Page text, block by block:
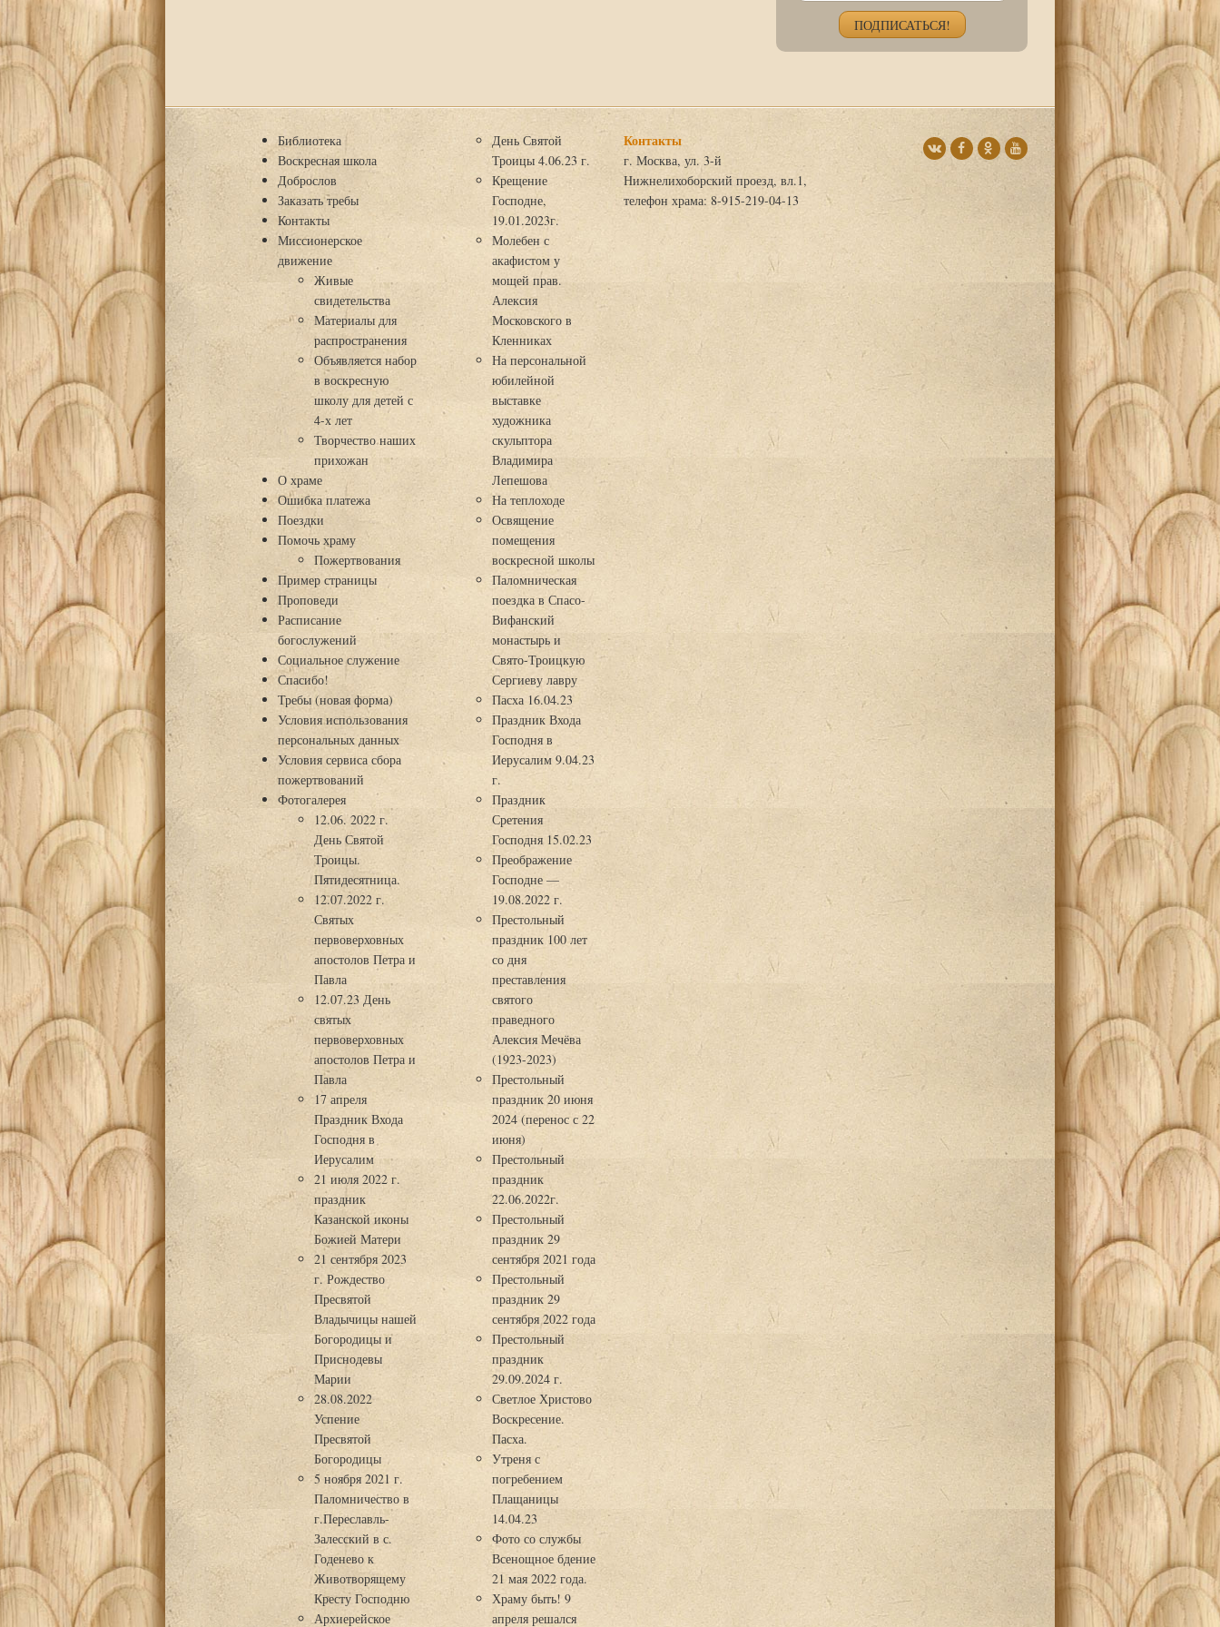
Библиотека
Воскресная школа
Доброслов
Заказать требы
Контакты
Миссионерское
движение
Живые
свидетельства
Материалы для
распространения
Объявляется набор
в воскресную
школу для детей с
4-х лет
Творчество наших
прихожан
О храме
Ошибка платежа
Поездки
Помочь храму
Пожертвования
Пример страницы
Проповеди
Расписание
богослужений
Социальное служение
Спасибо!
Требы (новая форма)
Условия использования
персональных данных
Условия сервиса сбора
пожертвований
Фотогалерея
12.06. 2022 г.
День Святой
Троицы.
Пятидесятница.
12.07.2022 г.
Святых
первоверховных
апостолов Петра и
Павла
12.07.23 День
святых
первоверховных
апостолов Петра и
Павла
17 апреля
Праздник Входа
Господня в
Иерусалим
21 июля 2022 г.
праздник
Казанской иконы
Божией Матери
21 сентября 2023
г. Рождество
Пресвятой
Владычицы нашей
Богородицы и
Приснодевы
Марии
28.08.2022
Успение
Пресвятой
Богородицы
5 ноября 2021 г.
Паломничество в
г.Переславль-
Залесский в с.
Годенево к
Животворящему
Кресту Господню
Архиерейское
День Святой
Троицы 4.06.23 г.
Крещение
Господне,
19.01.2023г.
Молебен с
акафистом у
мощей прав.
Алексия
Московского в
Кленниках
На персональной
юбилейной
выставке
художника
скульптора
Владимира
Лепешова
На теплоходе
Освящение
помещения
воскресной школы
Паломническая
поездка в Спасо-
Вифанский
монастырь и
Свято-Троицкую
Сергиеву лавру
Пасха 16.04.23
Праздник Входа
Господня в
Иерусалим 9.04.23
г.
Праздник
Сретения
Господня 15.02.23
Преображение
Господне —
19.08.2022 г.
Престольный
праздник 100 лет
со дня
преставления
святого
праведного
Алексия Мечёва
(1923-2023)
Престольный
праздник 20 июня
2024 (перенос с 22
июня)
Престольный
праздник
22.06.2022г.
Престольный
праздник 29
сентября 2021 года
Престольный
праздник 29
сентября 2022 года
Престольный
праздник
29.09.2024 г.
Светлое Христово
Воскресение.
Пасха.
Утреня с
погребением
Плащаницы
14.04.23
Фото со службы
Всенощное бдение
21 мая 2022 года.
Храму быть! 9
апреля решался
Контакты
г. Москва, ул. 3-й
Нижнелихоборский проезд, вл.1,
телефон храма: 8-915-219-04-13